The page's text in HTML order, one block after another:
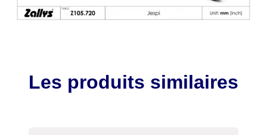
Les produits similaires